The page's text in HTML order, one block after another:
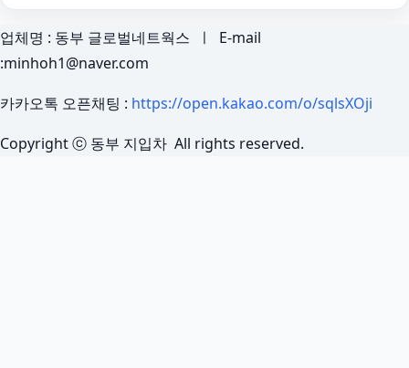
업체명 : 동부 글로벌네트웍스 ㅣ E-mail
:minhoh1@naver.com
카카오톡 오픈채팅 : https://open.kakao.com/o/sqlsXOji
Copyright ⓒ 동부 지입차 All rights reserved.